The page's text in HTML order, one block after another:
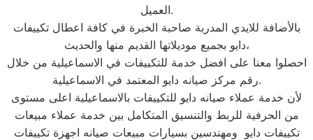
العميل.
بالأضافة للايدي المدربة صاحبة الخبرة في كافة اعطال تكييفات
دايو بجميع موديلاتها القديم منها والحديث،
احصلوا معنا على افضل خدمة للتكييفات في الاسماعيلية من خلال
رقم مركز صيانه دايو المعتمد في الاسماعيلية.
لأن خدمة عملاء صيانه دايو للتكييفات بالاسماعيلية اعلى مستوى
من الحرفية للربط والتنسيق المتكامل بين خدمة عملاء مبيعات
تكييفات دايو ومهندسين بسيارات مبيعات صيانه اجهزة تكييفات